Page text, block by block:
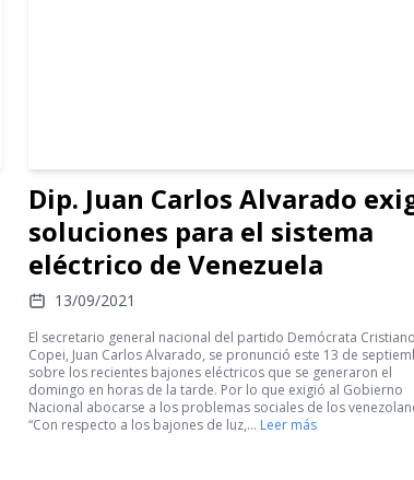
Dip. Juan Carlos Alvarado
soluciones para el sistema
eléctrico de Venezuela
13/09/2021
El secretario general nacional del partido Demócrata Cristiano
Copei, Juan Carlos Alvarado, se pronunció este 13 de
sobre los recientes bajones eléctricos que se generaron el
domingo en horas de la tarde. Por lo que exigió al Gobierno
Nacional abocarse a los problemas sociales de los
“Con respecto a los bajones de luz,… Leer más